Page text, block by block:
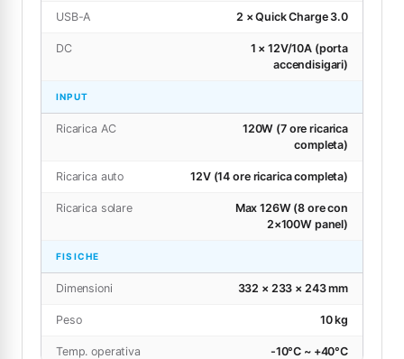
USB-A 2 × Quick Charge 3.0
DC
1 × 12V/10A (porta
accendisigari)
INPUT
Ricarica AC
120W (7 ore ricarica
completa)
Ricarica auto 12V (14 ore ricarica completa)
Ricarica solare
Max 126W (8 ore con
2×100W panel)
FISICHE
Dimensioni 332 × 233 × 243 mm
Peso 10 kg
Temp. operativa -10°C ~ +40°C